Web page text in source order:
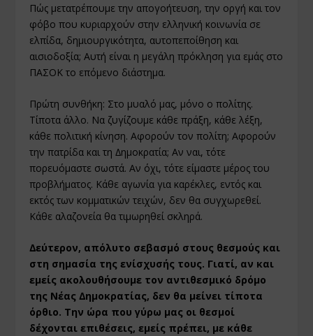
Πώς µετατρέπουµε την απογοήτευση, την οργή και τον
φόβο που κυριαρχούν στην ελληνική κοινωνία σε
ελπίδα, δηµιουργικότητα, αυτοπεποίθηση και
αισιοδοξία; Αυτή είναι η µεγάλη πρόκληση για εµάς στο
ΠΑΣΟΚ το επόµενο διάστηµα.
Πρώτη συνθήκη: Στο µυαλό µας, µόνο ο πολίτης.
Τίποτα άλλο. Να ζυγίζουµε κάθε πράξη, κάθε λέξη,
κάθε πολιτική κίνηση. Αφορούν τον πολίτη; Αφορούν
την πατρίδα και τη ∆ηµοκρατία; Αν ναι, τότε
πορευόµαστε σωστά. Αν όχι, τότε είµαστε µέρος του
προβλήµατος. Κάθε αγωνία για καρέκλες, εντός και
εκτός των κοµµατικών τειχών, δεν θα συγχωρεθεί.
Κάθε αλαζονεία θα τιµωρηθεί σκληρά.
∆εύτερον, απόλυτο σεβασµό στους θεσµούς και
στη σηµασία της ενίσχυσής τους. Γιατί, αν και
εµείς ακολουθήσουµε τον αντιθεσµικό δρόµο
της Νέας ∆ηµοκρατίας, δεν θα µείνει τίποτα
όρθιο. Την ώρα που γύρω µας οι θεσµοί
δέχονται επιθέσεις, εµείς πρέπει, µε κάθε